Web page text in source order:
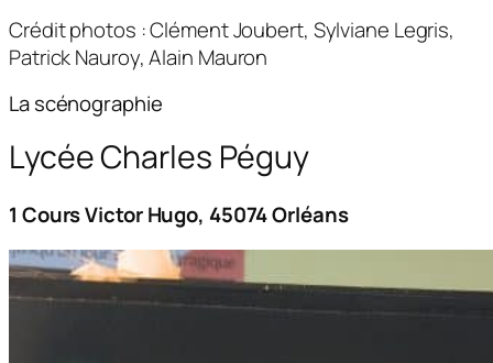
Crédit photos : Clément Joubert, Sylviane Legris,
Patrick Nauroy,Alain Mauron
La scénographie
Lycée Charles Péguy
1 Cours Victor Hugo, 45074 Orléans